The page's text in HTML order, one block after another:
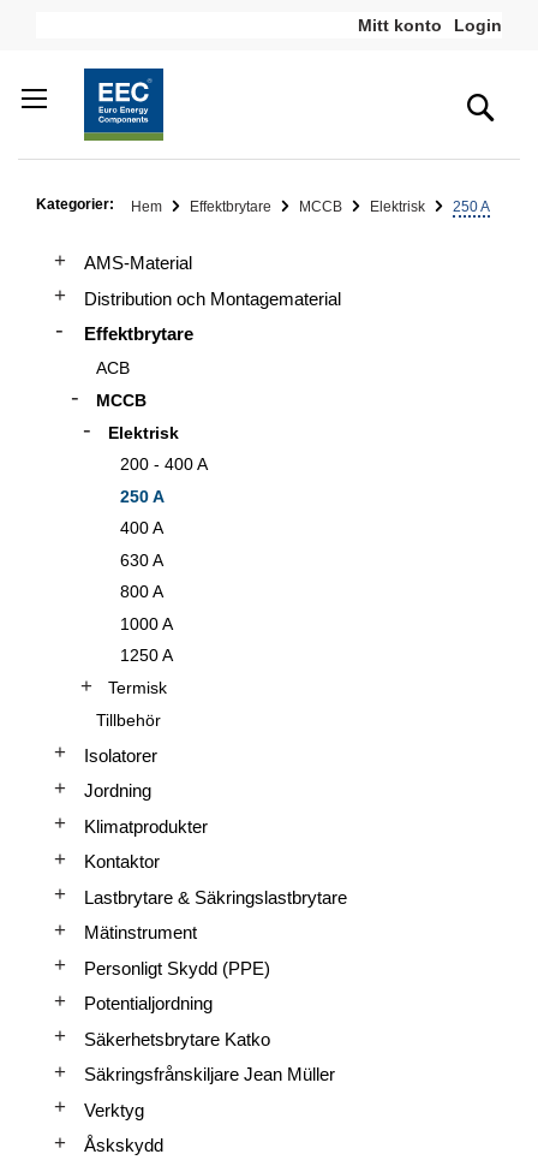
Mitt konto Login
Kategorier: Hem Effektbrytare MCCB Elektrisk 250 A
AMS-Material
Distribution och Montagematerial
Effektbrytare
ACB
MCCB
Elektrisk
200 - 400 A
250 A
400 A
630 A
800 A
1000 A
1250 A
Termisk
Tillbehör
Isolatorer
Jordning
Klimatprodukter
Kontaktor
Lastbrytare & Säkringslastbrytare
Mätinstrument
Personligt Skydd (PPE)
Potentialjordning
Säkerhetsbrytare Katko
Säkringsfrånskiljare Jean Müller
Verktyg
Åskskydd